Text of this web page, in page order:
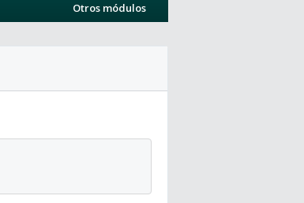
Otros módulos